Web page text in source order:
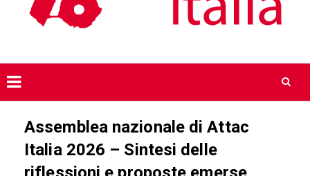
Assemblea nazionale di Attac
Italia 2026 – Sintesi delle